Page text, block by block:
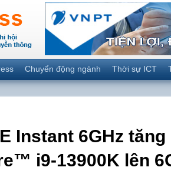
Chuyển động ngành Thời sự ICT
Instant 6GHz
i9-13900K lên